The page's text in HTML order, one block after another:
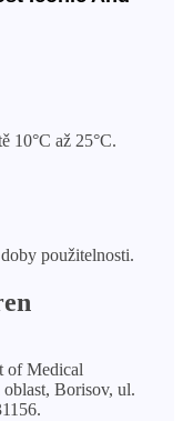
10°C až 25°C.
použitelnosti.
of Medical
Borisov, ul.